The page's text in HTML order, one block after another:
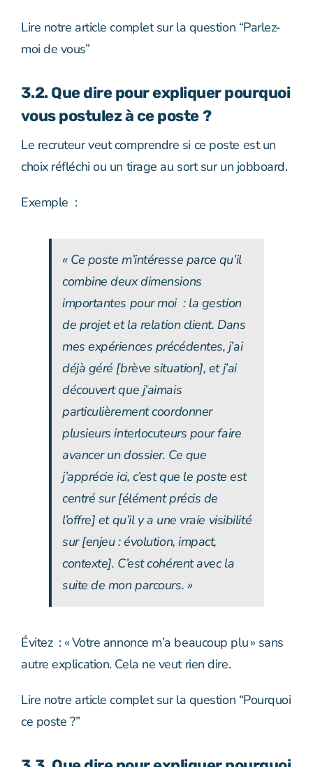
Lire notre article complet sur la question “Parlez-
moi de vous”
3.2. Que dire pour expliquer pourquoi
vous postulez à ce poste ?
Le recruteur veut comprendre si ce poste est un
choix réfléchi ou un tirage au sort sur un jobboard.
Exemple :
« Ce poste m’intéresse parce qu’il
combine deux dimensions
importantes pour moi : la gestion
de projet et la relation client. Dans
mes expériences précédentes, j’ai
déjà géré [brève situation], et j’ai
découvert que j’aimais
particulièrement coordonner
plusieurs interlocuteurs pour faire
avancer un dossier. Ce que
j’apprécie ici, c’est que le poste est
centré sur [élément précis de
l’offre] et qu’il y a une vraie visibilité
sur [enjeu : évolution, impact,
contexte]. C’est cohérent avec la
suite de mon parcours. »
Évitez : « Votre annonce m’a beaucoup plu » sans
autre explication. Cela ne veut rien dire.
Lire notre article complet sur la question “Pourquoi
ce poste ?”